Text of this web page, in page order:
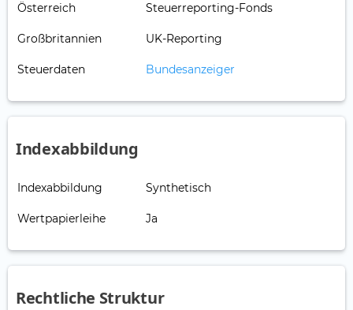
Österreich Steuerreporting-Fonds
Großbritannien UK-Reporting
Steuerdaten Bundesanzeiger
Indexabbildung
Indexabbildung Synthetisch
Wertpapierleihe Ja
Rechtliche Struktur